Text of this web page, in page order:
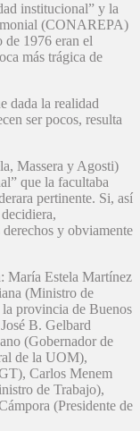
institucional” y la
(CONAREPA)
1976 eran el
más trágica de
dada la realidad
ser pocos, resulta
Massera y Agosti)
que la facultaba
pertinente. Si, así
derechos y obviamente
María Estela Martínez
(Ministro de
provincia de Buenos
B. Gelbard
(Gobernador de
de la UOM),
Carlos Menem
de Trabajo),
(Presidente de